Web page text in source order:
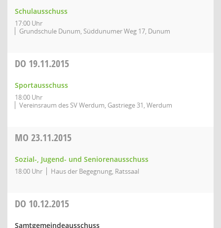
Schulausschuss
17:00 Uhr
Grundschule Dunum, Süddunumer Weg 17, Dunum
DO 19.11.2015
Sportausschuss
18:00 Uhr
Vereinsraum des SV Werdum, Gastriege 31, Werdum
MO 23.11.2015
Sozial-, Jugend- und Seniorenausschuss
18:00 Uhr Haus der Begegnung, Ratssaal
DO 10.12.2015
Samtgemeindeausschuss